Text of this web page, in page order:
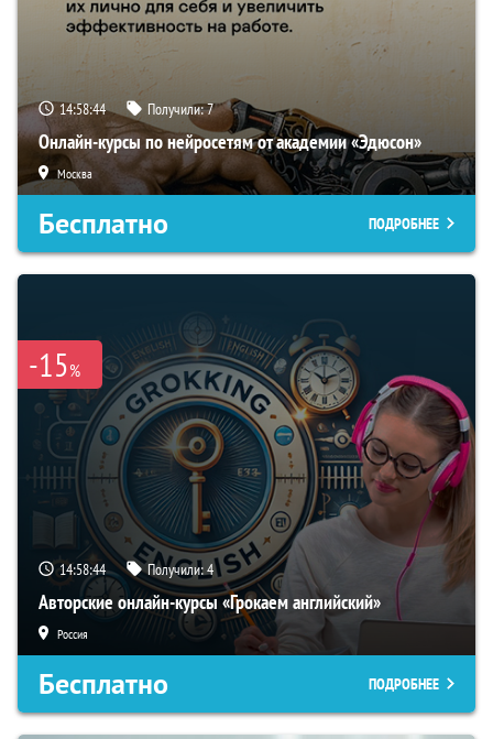
14:58:43 Получили:7
Онлайн-курсы по нейросетям от академии «Эдюсон»
Москва
Бесплатно ПОДРОБНЕЕ
-15%
14:58:43 Получили:4
Авторские онлайн-курсы «Грокаем английский»
Россия
Бесплатно ПОДРОБНЕЕ